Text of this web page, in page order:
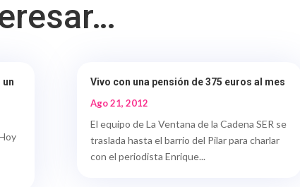
un
Vivo con una pensión de 375 euros al mes
Ago 21, 2012
El equipo de La Ventana de la Cadena SER se
traslada hasta el barrio del Pilar para charlar
con el periodista Enrique...